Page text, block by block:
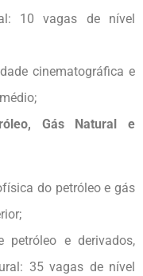
10 vagas de nível
cinematográfica e
Gás Natural e
do petróleo e gás
petróleo e derivados,
35 vagas de nível